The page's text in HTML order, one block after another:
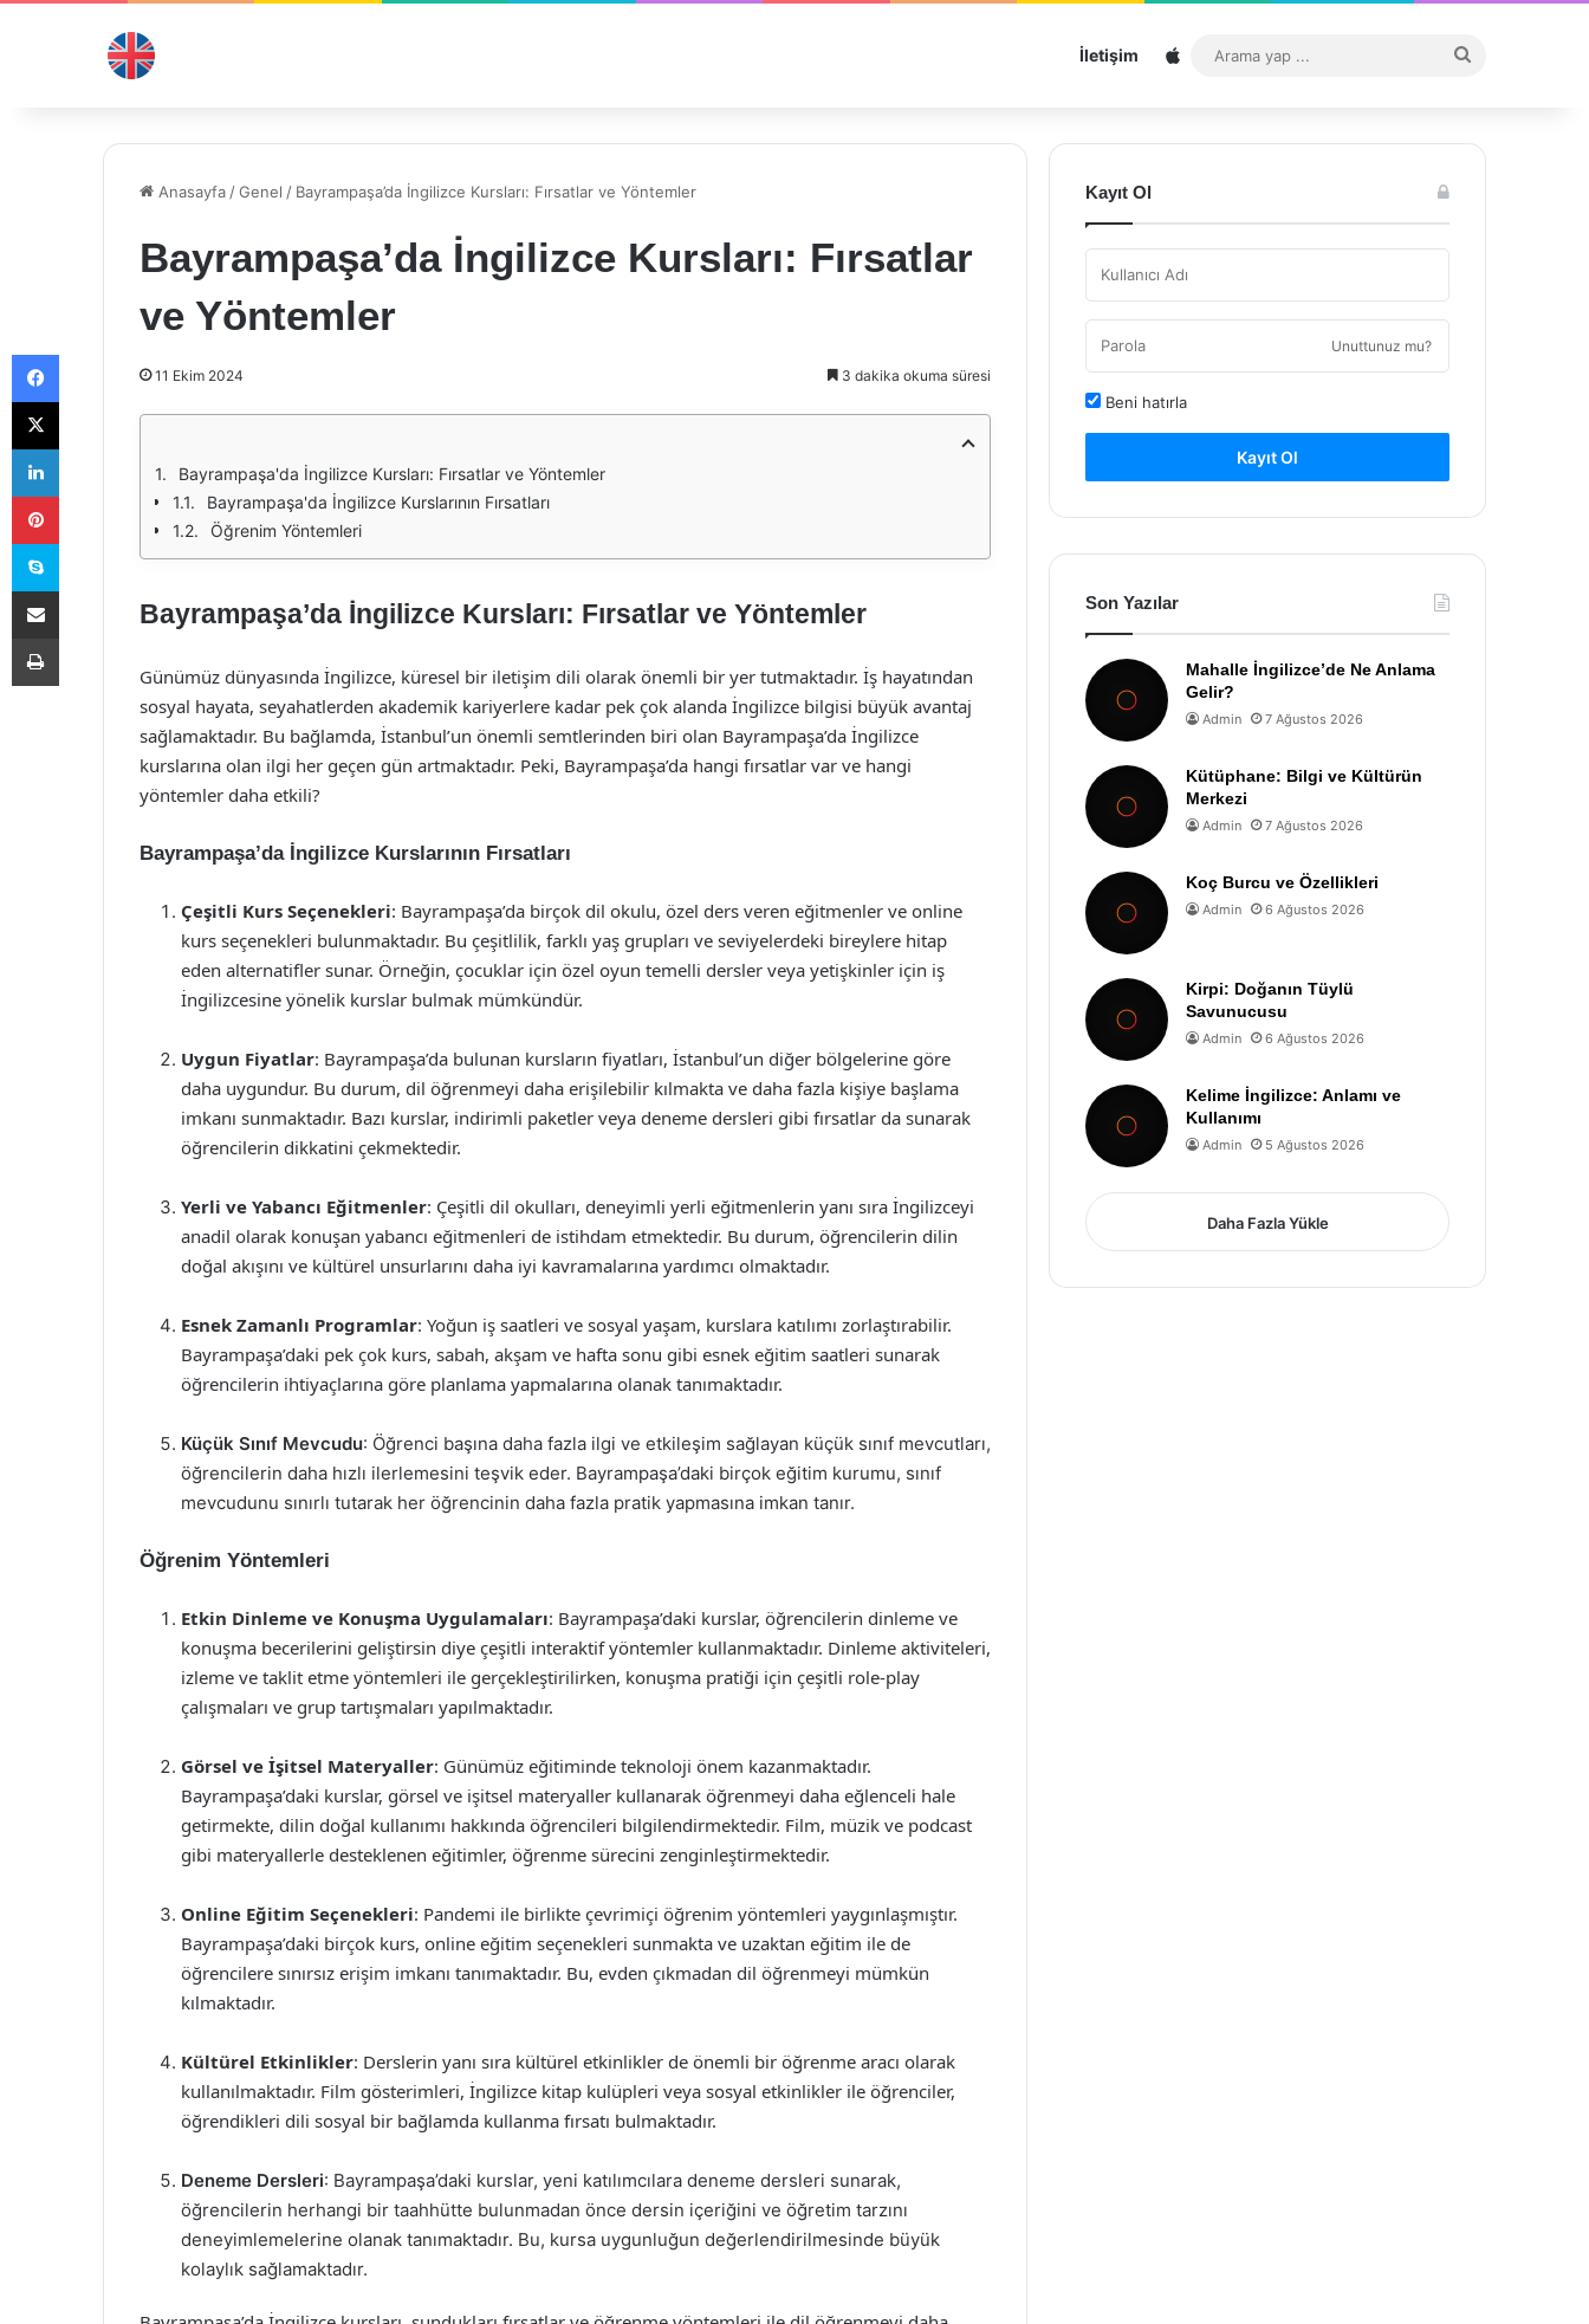
İletişim Sitemap
...
Anasayfa /Genel / Bayrampaşa’da İngilizce Kursları: Fırsatlar ve Yöntemler
Bayrampaşa’da İngilizce Kursları: Fırsatlar
ve Yöntemler
11 Ekim 2024 3 dakika okuma süresi
Bayrampaşa'da İngilizce Kursları: Fırsatlar ve Yöntemler
Bayrampaşa'da İngilizce Kurslarının Fırsatları
Öğrenim Yöntemleri
Bayrampaşa’da İngilizce Kursları: Fırsatlar ve Yöntemler
Günümüz dünyasında İngilizce, küresel bir iletişim dili olarak önemli bir yer tutmaktadır. İş hayatından
sosyal hayata, seyahatlerden akademik kariyerlere kadar pek çok alanda İngilizce bilgisi büyük avantaj
sağlamaktadır. Bu bağlamda, İstanbul’un önemli semtlerinden biri olan Bayrampaşa’da İngilizce
kurslarına olan ilgi her geçen gün artmaktadır. Peki, Bayrampaşa’da hangi fırsatlar var ve hangi
yöntemler daha etkili?
Bayrampaşa’da İngilizce Kurslarının Fırsatları
Çeşitli Kurs Seçenekleri: Bayrampaşa’da birçok dil okulu, özel ders veren eğitmenler ve online
kurs seçenekleri bulunmaktadır. Bu çeşitlilik, farklı yaş grupları ve seviyelerdeki bireylere hitap
eden alternatifler sunar. Örneğin, çocuklar için özel oyun temelli dersler veya yetişkinler için iş
İngilizcesine yönelik kurslar bulmak mümkündür.
Uygun Fiyatlar: Bayrampaşa’da bulunan kursların fiyatları, İstanbul’un diğer bölgelerine göre
daha uygundur. Bu durum, dil öğrenmeyi daha erişilebilir kılmakta ve daha fazla kişiye başlama
imkanı sunmaktadır. Bazı kurslar, indirimli paketler veya deneme dersleri gibi fırsatlar da sunarak
öğrencilerin dikkatini çekmektedir.
Yerli ve Yabancı Eğitmenler: Çeşitli dil okulları, deneyimli yerli eğitmenlerin yanı sıra İngilizceyi
anadil olarak konuşan yabancı eğitmenleri de istihdam etmektedir. Bu durum, öğrencilerin dilin
doğal akışını ve kültürel unsurlarını daha iyi kavramalarına yardımcı olmaktadır.
Esnek Zamanlı Programlar: Yoğun iş saatleri ve sosyal yaşam, kurslara katılımı zorlaştırabilir.
Bayrampaşa’daki pek çok kurs, sabah, akşam ve hafta sonu gibi esnek eğitim saatleri sunarak
öğrencilerin ihtiyaçlarına göre planlama yapmalarına olanak tanımaktadır.
Küçük Sınıf Mevcudu: Öğrenci başına daha fazla ilgi ve etkileşim sağlayan küçük sınıf mevcutları,
öğrencilerin daha hızlı ilerlemesini teşvik eder. Bayrampaşa’daki birçok eğitim kurumu, sınıf
mevcudunu sınırlı tutarak her öğrencinin daha fazla pratik yapmasına imkan tanır.
Öğrenim Yöntemleri
Etkin Dinleme ve Konuşma Uygulamaları: Bayrampaşa’daki kurslar, öğrencilerin dinleme ve
konuşma becerilerini geliştirsin diye çeşitli interaktif yöntemler kullanmaktadır. Dinleme aktiviteleri,
izleme ve taklit etme yöntemleri ile gerçekleştirilirken, konuşma pratiği için çeşitli role-play
çalışmaları ve grup tartışmaları yapılmaktadır.
Görsel ve İşitsel Materyaller: Günümüz eğitiminde teknoloji önem kazanmaktadır.
Bayrampaşa’daki kurslar, görsel ve işitsel materyaller kullanarak öğrenmeyi daha eğlenceli hale
getirmekte, dilin doğal kullanımı hakkında öğrencileri bilgilendirmektedir. Film, müzik ve podcast
gibi materyallerle desteklenen eğitimler, öğrenme sürecini zenginleştirmektedir.
Online Eğitim Seçenekleri: Pandemi ile birlikte çevrimiçi öğrenim yöntemleri yaygınlaşmıştır.
Bayrampaşa’daki birçok kurs, online eğitim seçenekleri sunmakta ve uzaktan eğitim ile de
öğrencilere sınırsız erişim imkanı tanımaktadır. Bu, evden çıkmadan dil öğrenmeyi mümkün
kılmaktadır.
Kültürel Etkinlikler: Derslerin yanı sıra kültürel etkinlikler de önemli bir öğrenme aracı olarak
kullanılmaktadır. Film gösterimleri, İngilizce kitap kulüpleri veya sosyal etkinlikler ile öğrenciler,
öğrendikleri dili sosyal bir bağlamda kullanma fırsatı bulmaktadır.
Deneme Dersleri: Bayrampaşa’daki kurslar, yeni katılımcılara deneme dersleri sunarak,
öğrencilerin herhangi bir taahhütte bulunmadan önce dersin içeriğini ve öğretim tarzını
deneyimlemelerine olanak tanımaktadır. Bu, kursa uygunluğun değerlendirilmesinde büyük
kolaylık sağlamaktadır.
Kayıt Ol
Unuttunuz mu?
Beni hatırla
Kayıt Ol
Son Yazılar
Mahalle İngilizce’de Ne Anlama
Gelir?
Admin 7 Ağustos 2026
Kütüphane: Bilgi ve Kültürün
Merkezi
Admin 7 Ağustos 2026
Koç Burcu ve Özellikleri
Admin 6 Ağustos 2026
Kirpi: Doğanın Tüylü
Savunucusu
Admin 6 Ağustos 2026
Kelime İngilizce: Anlamı ve
Kullanımı
Admin 5 Ağustos 2026
Daha Fazla Yükle
Facebook
X
LinkedIn
Pinterest
Skype
E-Posta ile paylaş